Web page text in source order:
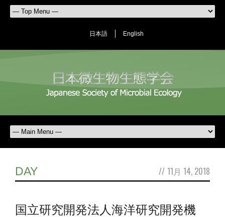
日本語 English
DAY // 11月 14, 2018
国立研究開発法人海洋研究開発機